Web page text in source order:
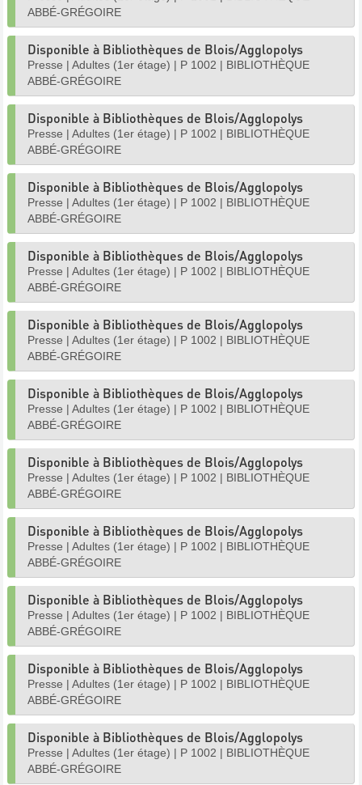
ABBÉ-GRÉGOIRE
Disponible à Bibliothèques de Blois/Agglopolys
Presse | Adultes (1er étage) | P 1002 | BIBLIOTHÈQUE
ABBÉ-GRÉGOIRE
Disponible à Bibliothèques de Blois/Agglopolys
Presse | Adultes (1er étage) | P 1002 | BIBLIOTHÈQUE
ABBÉ-GRÉGOIRE
Disponible à Bibliothèques de Blois/Agglopolys
Presse | Adultes (1er étage) | P 1002 | BIBLIOTHÈQUE
ABBÉ-GRÉGOIRE
Disponible à Bibliothèques de Blois/Agglopolys
Presse | Adultes (1er étage) | P 1002 | BIBLIOTHÈQUE
ABBÉ-GRÉGOIRE
Disponible à Bibliothèques de Blois/Agglopolys
Presse | Adultes (1er étage) | P 1002 | BIBLIOTHÈQUE
ABBÉ-GRÉGOIRE
Disponible à Bibliothèques de Blois/Agglopolys
Presse | Adultes (1er étage) | P 1002 | BIBLIOTHÈQUE
ABBÉ-GRÉGOIRE
Disponible à Bibliothèques de Blois/Agglopolys
Presse | Adultes (1er étage) | P 1002 | BIBLIOTHÈQUE
ABBÉ-GRÉGOIRE
Disponible à Bibliothèques de Blois/Agglopolys
Presse | Adultes (1er étage) | P 1002 | BIBLIOTHÈQUE
ABBÉ-GRÉGOIRE
Disponible à Bibliothèques de Blois/Agglopolys
Presse | Adultes (1er étage) | P 1002 | BIBLIOTHÈQUE
ABBÉ-GRÉGOIRE
Disponible à Bibliothèques de Blois/Agglopolys
Presse | Adultes (1er étage) | P 1002 | BIBLIOTHÈQUE
ABBÉ-GRÉGOIRE
Disponible à Bibliothèques de Blois/Agglopolys
Presse | Adultes (1er étage) | P 1002 | BIBLIOTHÈQUE
ABBÉ-GRÉGOIRE